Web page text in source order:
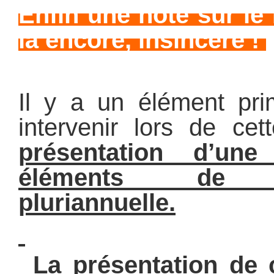
Enfin une note sur
là encore, insincère !
Il y a un élément
intervenir lors de
présentation
éléments de
pluriannuelle.
La présentation de